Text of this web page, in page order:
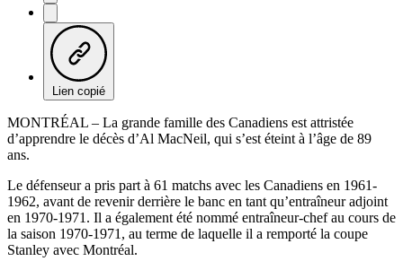
Lien copié
MONTRÉAL – La grande famille des Canadiens est attristée
d’apprendre le décès d’Al MacNeil, qui s’est éteint à l’âge de 89
ans.
Le défenseur a pris part à 61 matchs avec les Canadiens en 1961-
1962, avant de revenir derrière le banc en tant qu’entraîneur adjoint
en 1970-1971. Il a également été nommé entraîneur-chef au cours de
la saison 1970-1971, au terme de laquelle il a remporté la coupe
Stanley avec Montréal.